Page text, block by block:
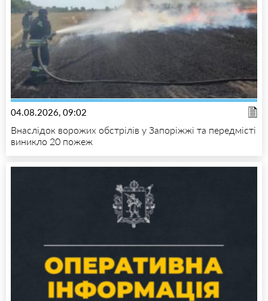
04.08.2026, 09:02
Внаслідок ворожих обстрілів у Запоріжжі та передмісті
виникло 20 пожеж